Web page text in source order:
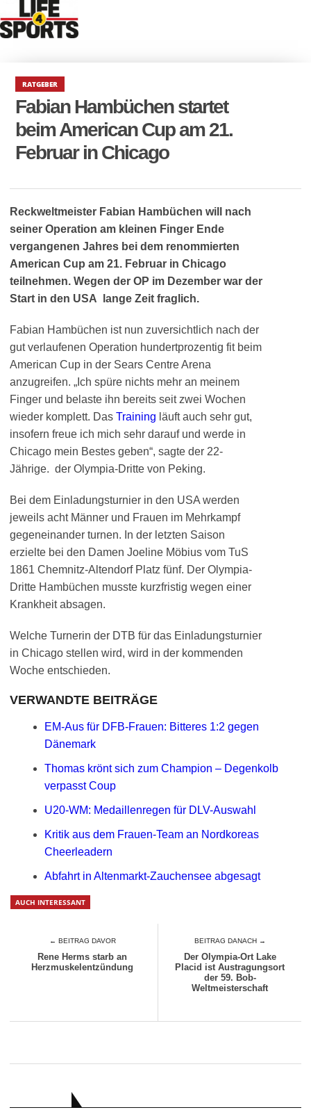
RATGEBER
Fabian Hambüchen startet
beim American Cup am 21.
Februar in Chicago
Reckweltmeister Fabian Hambüchen will nach
seiner Operation am kleinen Finger Ende
vergangenen Jahres bei dem renommierten
American Cup am 21. Februar in Chicago
teilnehmen. Wegen der OP im Dezember war der
Start in den USA lange Zeit fraglich.
Fabian Hambüchen ist nun zuversichtlich nach der
gut verlaufenen Operation hundertprozentig fit beim
American Cup in der Sears Centre Arena
anzugreifen. „Ich spüre nichts mehr an meinem
Finger und belaste ihn bereits seit zwei Wochen
wieder komplett. Das Training läuft auch sehr gut,
insofern freue ich mich sehr darauf und werde in
Chicago mein Bestes geben“, sagte der 22-
Jährige. der Olympia-Dritte von Peking.
Bei dem Einladungsturnier in den USA werden
jeweils acht Männer und Frauen im Mehrkampf
gegeneinander turnen. In der letzten Saison
erzielte bei den Damen Joeline Möbius vom TuS
1861 Chemnitz-Altendorf Platz fünf. Der Olympia-
Dritte Hambüchen musste kurzfristig wegen einer
Krankheit absagen.
Welche Turnerin der DTB für das Einladungsturnier
in Chicago stellen wird, wird in der kommenden
Woche entschieden.
VERWANDTE BEITRÄGE
EM-Aus für DFB-Frauen: Bitteres 1:2 gegen
Dänemark
Thomas krönt sich zum Champion – Degenkolb
verpasst Coup
U20-WM: Medaillenregen für DLV-Auswahl
Kritik aus dem Frauen-Team an Nordkoreas
Cheerleadern
Abfahrt in Altenmarkt-Zauchensee abgesagt
AUCH INTERESSANT
← BEITRAG DAVOR
Rene Herms starb an
Herzmuskelentzündung
BEITRAG DANACH →
Der Olympia-Ort Lake
Placid ist Austragungsort
der 59. Bob-
Weltmeisterschaft